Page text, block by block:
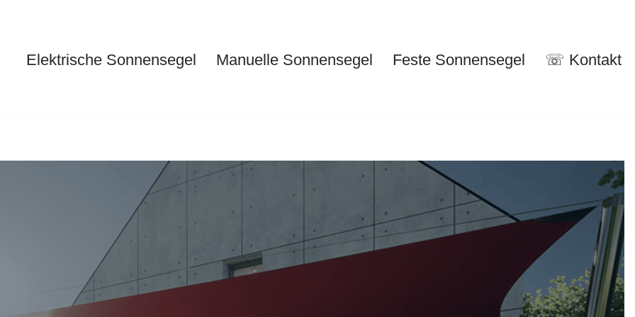
Elektrische Sonnensegel Manuelle Sonnensegel Feste Sonnensegel ☏ Kontakt